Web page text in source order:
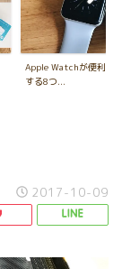
Apple Watchが便利す
する8つ...
2017-10-09